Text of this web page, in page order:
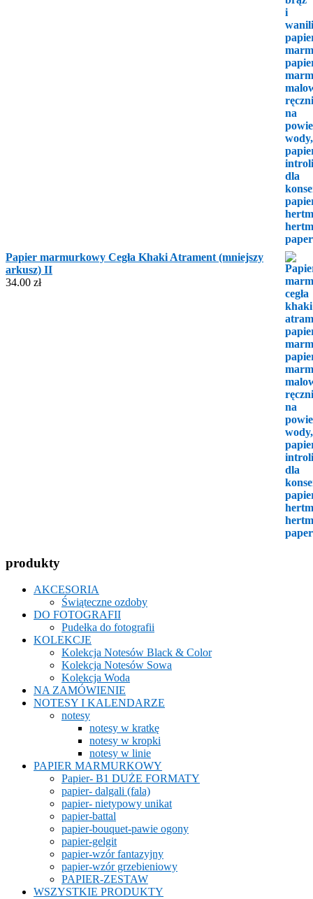
Papier marmurkowy Cegła Khaki Atrament (mniejszy
arkusz) II
34.00 zł
produkty
AKCESORIA
Świąteczne ozdoby
DO FOTOGRAFII
Pudełka do fotografii
KOLEKCJE
Kolekcja Notesów Black & Color
Kolekcja Notesów Sowa
Kolekcja Woda
NA ZAMÓWIENIE
NOTESY I KALENDARZE
notesy
notesy w kratkę
notesy w kropki
notesy w linie
PAPIER MARMURKOWY
Papier- B1 DUŻE FORMATY
papier- dalgali (fala)
papier- nietypowy unikat
papier-battal
papier-bouquet-pawie ogony
papier-gelgit
papier-wzór fantazyjny
papier-wzór grzebieniowy
PAPIER-ZESTAW
WSZYSTKIE PRODUKTY